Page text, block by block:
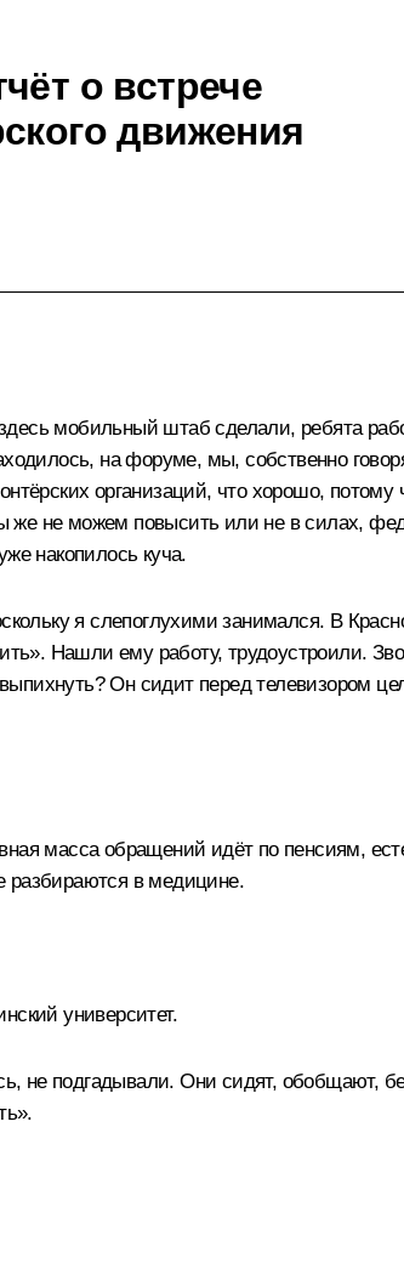
о встрече
движения
мобильный штаб сделали, ребята
на форуме, мы, собственно
организаций, что хорошо,
не можем повысить или не в силах,
накопилось куча.
я слепоглухими занимался. В
Нашли ему работу, трудоустроили.
Он сидит перед
масса обращений идёт по пенсиям,
в медицине.
университет.
не подгадывали. Они сидят, обобщают,